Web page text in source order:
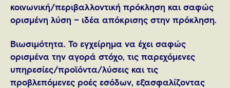
κοινωνική/περιβαλλοντική πρόκληση και σαφώς
ορισμένη λύση – ιδέα απόκρισης στην πρόκληση.
Βιωσιμότητα. Το εγχείρημα να έχει σαφώς
ορισμένα την αγορά στόχο, τις παρεχόμενες
υπηρεσίες/προϊόντα/λύσεις και τις
προβλεπόμενες ροές εσόδων, εξασφαλίζοντας